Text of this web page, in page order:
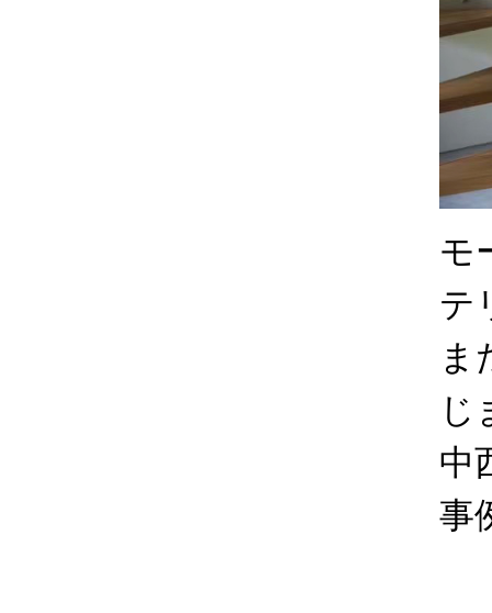
モ
テ
ま
じ
中
事